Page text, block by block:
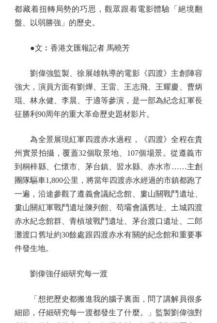
都藏着扭轉局勢的巧思，觀眾跟着電影體驗「絕境翻
盤、以弱勝強」的歷史。
●文︰香港文匯報記者 馬曉芳
劉偉強監製、徐展雄執導的電影《四渡》主創陣容
強大，演員方面有劉燁、王雷、王志飛、王耀慶、曹炳
琨、林永健、李晨、于適等參演，是一部為紀念紅軍長
征勝利90周年的重大革命歷史題材影片。
為全景展現紅軍四渡赤水過程，《四渡》全程在貴
州實景拍攝，覆蓋32個取景地、107個場景。從遵義市
到桐梓縣、仁懷市、茅台鎮、習水縣、赤水市……主創
團隊驅車1,800公里，將當年四渡赤水經過的市鎮都跑了
一遍，沿途參觀了遵義會議紀念館、婁山關戰鬥遺址、
婁山關紅軍戰鬥遺址陳列館、苟壩會議舊址、土城四渡
赤水紀念館群、青槓坡戰鬥遺址、茅台渡口遺址、二郎
灘渡口舊址約30餘處跟四渡赤水有關的紀念館和重要事
件發生地。
劉偉強仔細研究每一渡
「想把歷史都搬進我的腦子裏面，問了講解員很多
細節，仔細研究每一渡都發生了什麼。」監製劉偉強對